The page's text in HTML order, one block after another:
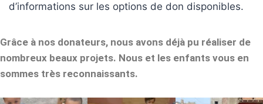
d’informations sur les options de don disponibles.
Grâce à nos donateurs, nous avons déjà pu réaliser de
nombreux beaux projets. Nous et les enfants vous en
sommes très reconnaissants.